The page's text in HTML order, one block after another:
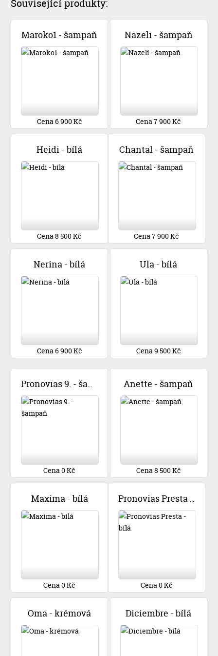
Související produkty:
Maroko1 - šampaň
Cena 6 900 Kč
Nazeli - šampaň
Cena 7 900 Kč
Heidi - bílá
Cena 8 500 Kč
Chantal - šampaň
Cena 7 900 Kč
Nerina - bílá
Cena 6 900 Kč
Ula - bílá
Cena 9 500 Kč
Pronovias 9. - šampaň
Cena 0 Kč
Anette - šampaň
Cena 8 500 Kč
Maxima - bílá
Cena 0 Kč
Pronovias Presta - bílá
Cena 0 Kč
Oma - krémová Diciembre - bílá